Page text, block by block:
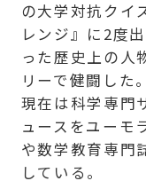
の大学対抗クイ
レンジ』に2度
った歴史上の人
リーで健闘した。
現在は科学専門
ュースをユーモ
や数学教育専
している。